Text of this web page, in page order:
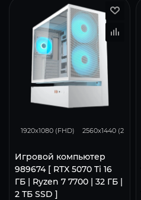
1920x1080 (FHD) 2560x1440 (2K)
Игровой компьютер
989674 [ RTX 5070 Ti 16
ГБ | Ryzen 7 7700 | 32 ГБ |
2 ТБ SSD ]